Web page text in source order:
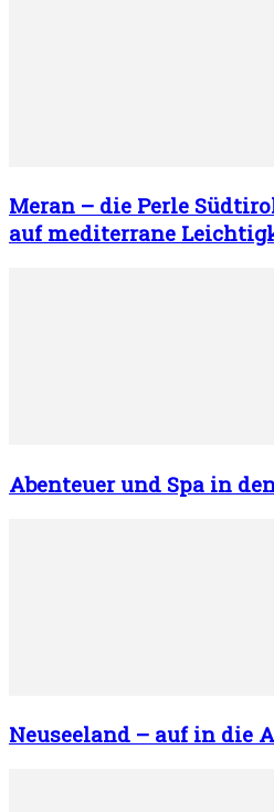
Meran – die Perle
auf mediterrane
Abenteuer und Spa in
Neuseeland – auf in die